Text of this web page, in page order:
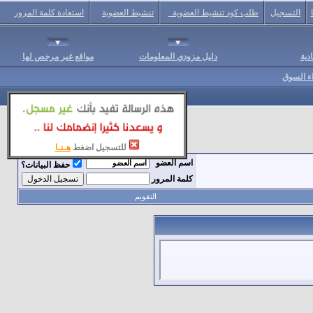
للتسجيل اضغط هـنـا
التسجيل طلب كود تنشيط العضوية تنشيط العضوية استعادة كلمة المرور
دليل مزودي المعلومات مواقع غير مرخص لها
السوق
اسم العضو
حفظ البيانات؟
كلمة المرور
التقويم